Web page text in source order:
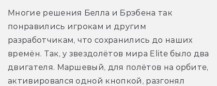
Многие решения Белла и Брэбена так
понравились игрокам и другим
разработчикам, что сохранились до наших
времён. Так, у звездолётов мира Elite было два
двигателя. Маршевый, для полётов на орбите,
активировался одной кнопкой, разгонял